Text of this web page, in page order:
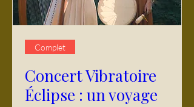
Complet
Concert Vibratoire
Éclipse : un voyage